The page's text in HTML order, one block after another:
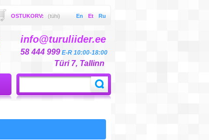
En Et Ru
OSTUKORV: (tühi)
info@turuliider.ee
58 444 999 E-R 10:00-18:00
Türi 7, Tallinn